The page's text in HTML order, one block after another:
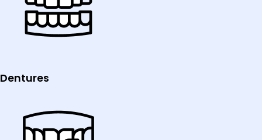
Dentures